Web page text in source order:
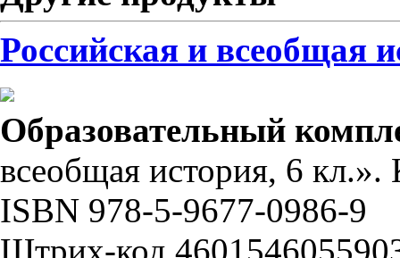
Российская и всеобщая
Образовательный
всеобщая история, 6 кл.».
ISBN 978-5-9677-0986-9